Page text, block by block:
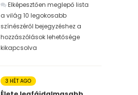
Elképesztően meglepő lista
a világ 10 legokosabb
színészéről bejegyzéshez a
hozzászólások lehetősége
kikapcsolva
3 HÉT AGO